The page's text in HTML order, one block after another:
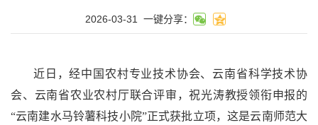
2026-03-31 一键分享：
近日，经中国农村专业技术协会、云南省科学技术协
会、云南省农业农村厅联合评审，祝光涛教授领衔申报的
“云南建水马铃薯科技小院”正式获批立项，这是云南师范大